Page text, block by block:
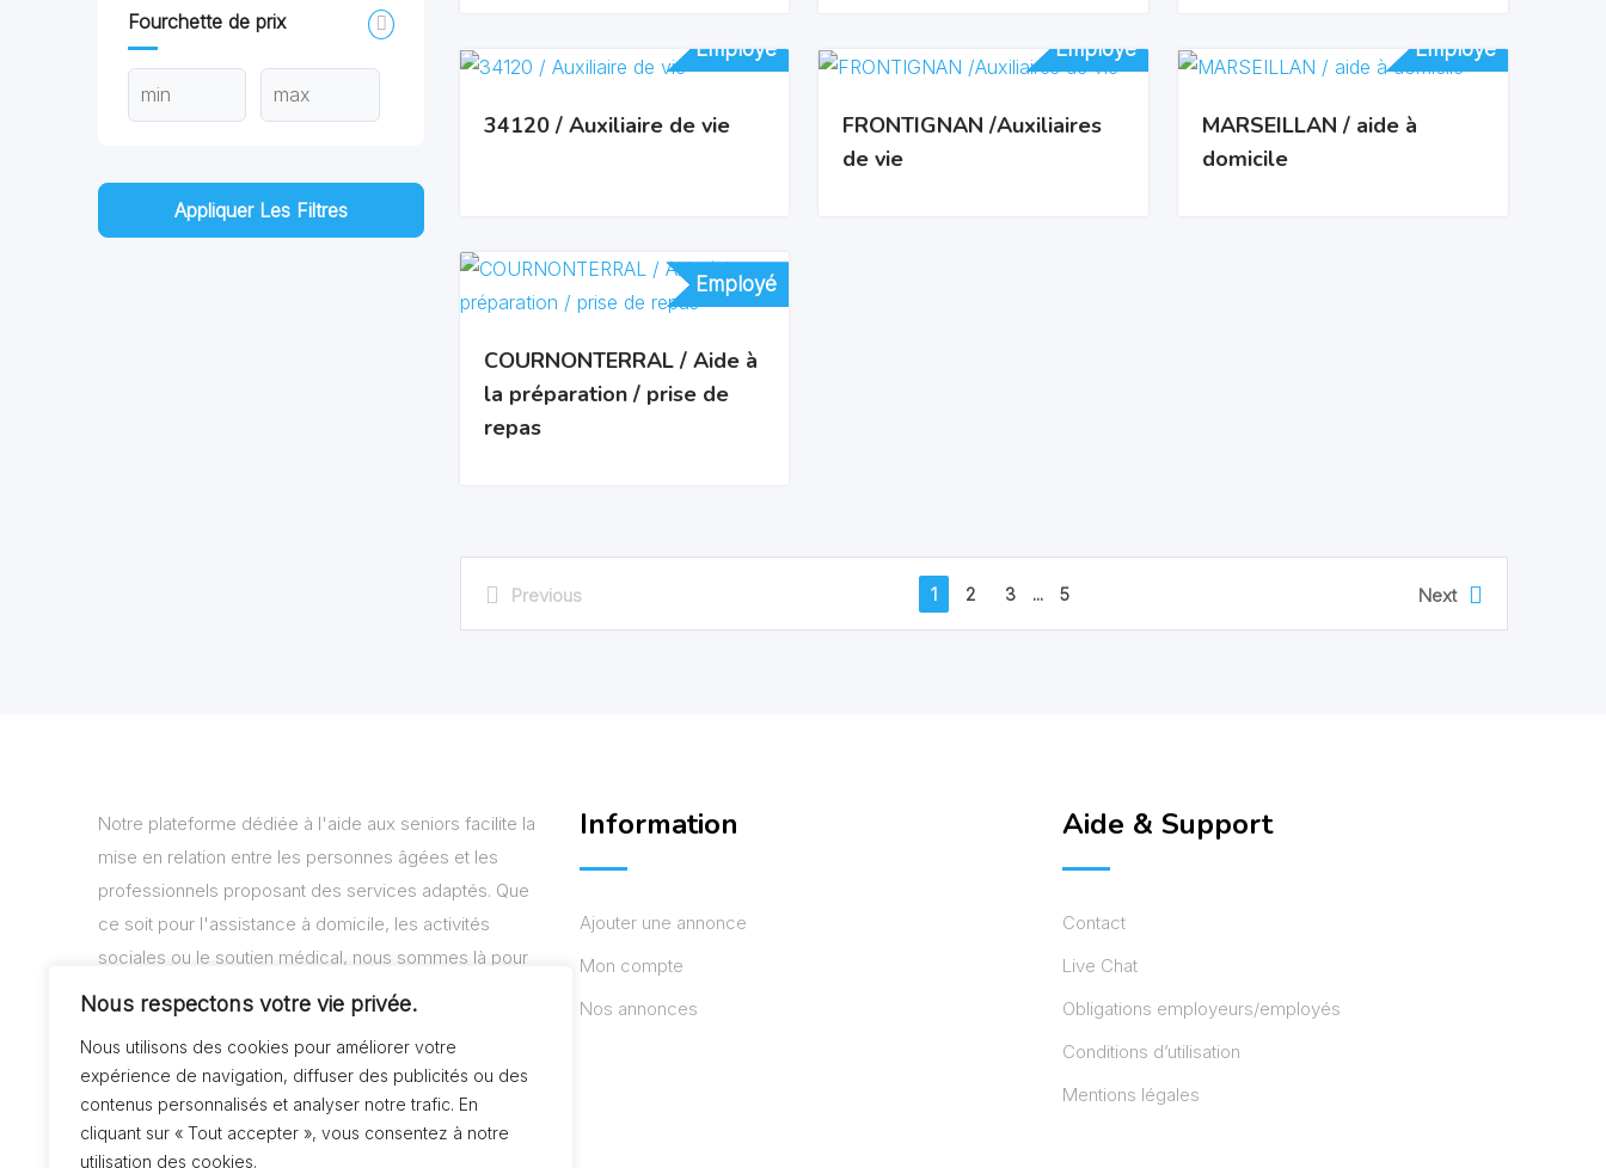
Nous respectons votre vie privée.
Nous utilisons des cookies pour améliorer votre
expérience de navigation, diffuser des publicités ou des
contenus personnalisés et analyser notre trafic. En
cliquant sur « Tout accepter », vous consentez à notre
utilisation des cookies.
Fourchette de prix
Appliquer Les Filtres
Employé
Employé
34120 / Auxiliaire de vie
Employé
Employé
FRONTIGNAN /Auxiliaires
de vie
Employé
Employé
MARSEILLAN / aide à
domicile
Employé
Employé
COURNONTERRAL / Aide à
la préparation / prise de
repas
Previous 1 2 3 ... 5 Next
Notre plateforme dédiée à l'aide aux seniors facilite la
mise en relation entre les personnes âgées et les
professionnels proposant des services adaptés. Que
ce soit pour l'assistance à domicile, les activités
sociales ou le soutien médical, nous sommes là pour
vous aider à trouver les solutions adaptées à vos
Information
Ajouter une annonce
Mon compte
Nos annonces
Aide & Support
Contact
Live Chat
Obligations employeurs/employés
Conditions d’utilisation
Mentions légales